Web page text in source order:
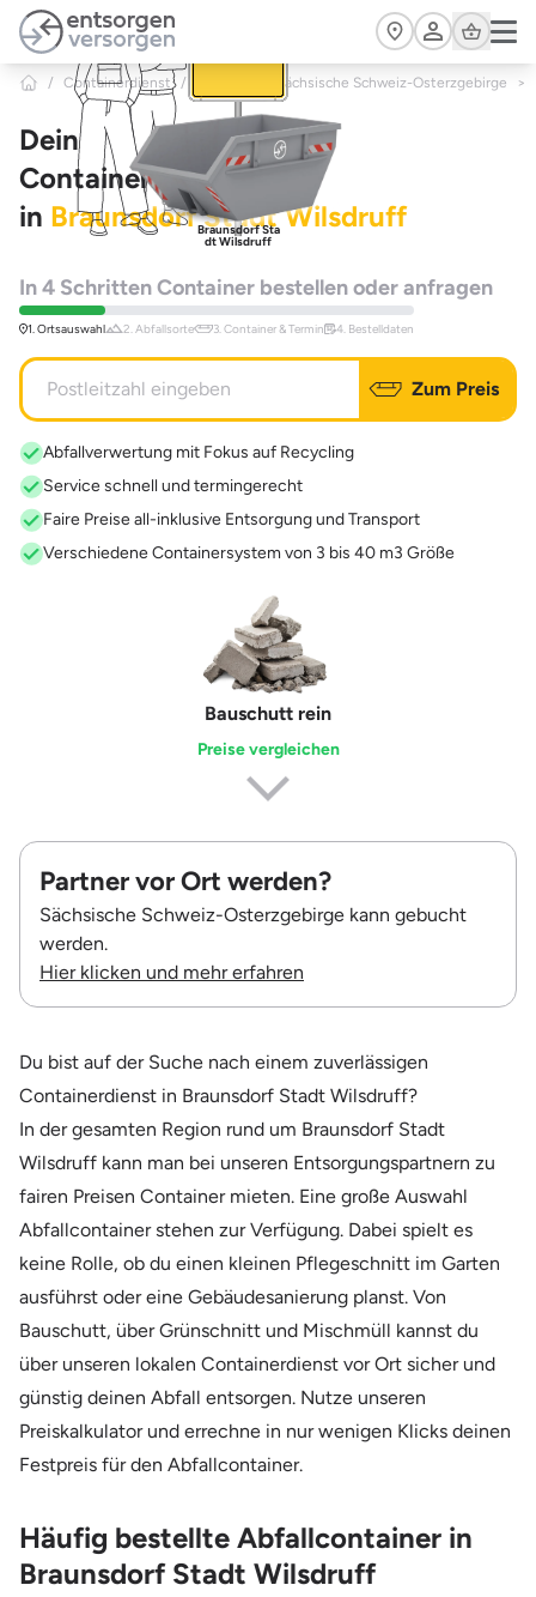
Zum Hauptinhalt springen
Cart
/ Containerdienst / Sächsische Schweiz-Osterzgebirge >
Dein
Containerdienst
in Braunsdorf Stadt Wilsdruff
Braunsdorf Sta
dt Wilsdruff
In 4 Schritten Container bestellen oder anfragen
1. Ortsauswahl 2. Abfallsorte 3. Container & Termin 4. Bestelldaten
Zum Preis
Abfallverwertung mit Fokus auf Recycling
Service schnell und termingerecht
Faire Preise all-inklusive Entsorgung und Transport
Verschiedene Containersystem von 3 bis 40 m3 Größe
Erdaushub
Preise vergleichen
Partner vor Ort werden?
Sächsische Schweiz-Osterzgebirge kann gebucht
werden.
Hier klicken und mehr erfahren
Du bist auf der Suche nach einem zuverlässigen
Containerdienst in Braunsdorf Stadt Wilsdruff?
In der gesamten Region rund um Braunsdorf Stadt
Wilsdruff kann man bei unseren Entsorgungspartnern zu
fairen Preisen Container mieten. Eine große Auswahl
Abfallcontainer stehen zur Verfügung. Dabei spielt es
keine Rolle, ob du einen kleinen Pflegeschnitt im Garten
ausführst oder eine Gebäudesanierung planst. Von
Bauschutt, über Grünschnitt und Mischmüll kannst du
über unseren lokalen Containerdienst vor Ort sicher und
günstig deinen Abfall entsorgen. Nutze unseren
Preiskalkulator und errechne in nur wenigen Klicks deinen
Festpreis für den Abfallcontainer.
Häufig bestellte Abfallcontainer in
Braunsdorf Stadt Wilsdruff